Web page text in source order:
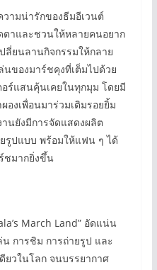
ามน่ารักของธีมอีเวนต์
ตาและชวนให้หลายคนอยาก
ลี่ยนลานกิจกรรมให้กลาย
ล่นของมาร์ชคุงที่เต็มไปด้วย
ร์แสนคุ้นเคยในทุกมุม โดยมี
องเพื่อนมาร่วมเติมรอยยิ้ม
นยังมีการจัดแสดงผลิต
ปแบบ พร้อมให้แฟน ๆ ได้
ชมากยิ่งขึ้น
March Land” อัดแน่น
การชิม การถ่ายรูป และ
ยวในโลก จนบรรยากาศ